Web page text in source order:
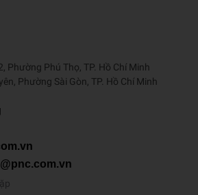
Phường Phú Thọ, TP. Hồ Chí Minh
Phường Sài Gòn, TP. Hồ Chí Minh